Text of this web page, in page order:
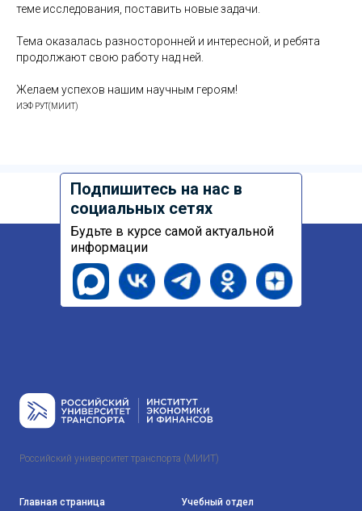
теме исследования, поставить новые задачи.
Тема оказалась разносторонней и интересной, и ребята
продолжают свою работу над ней.
Желаем успехов нашим научным героям!
ИЭФ РУТ(МИИТ)
Подпишитесь на нас в
социальных сетях
Будьте в курсе самой актуальной
информации
Российский университет транспорта (МИИТ)
Главная страница Учебный отдел